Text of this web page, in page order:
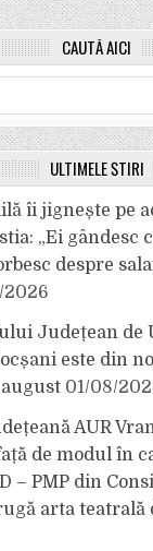
CAUTĂ AICI
ULTIMELE ȘTIRI
îi jignește pe
„Ei gândesc
despre
2026
Județean de
este din
01/08/
AUR
de modul în
– PMP din
arta teatrală